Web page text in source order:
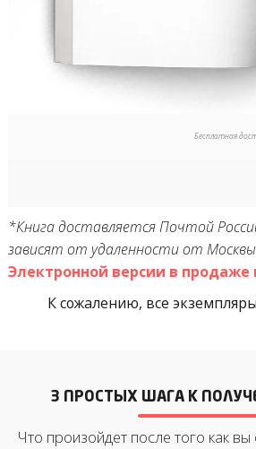
Бесплатная
*Книга доставляется Почтой
зависят от удаленности от
Электронной версии в продаже
К сожалению, все
3 ПРОСТЫХ ШАГА К
Что произойдет после того как вы